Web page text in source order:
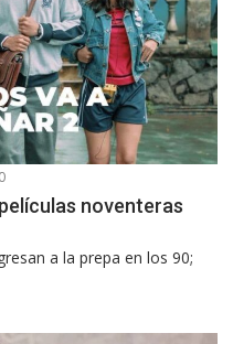
0
noventeras
a la prepa en los 90;